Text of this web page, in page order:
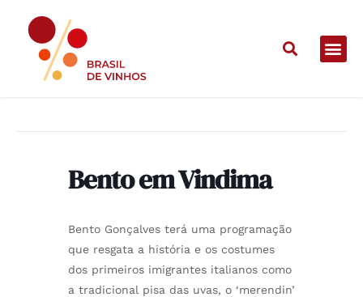
Bento em Vindima
Bento em Vindima
Bento Gonçalves terá uma programação
que resgata a história e os costumes
dos primeiros imigrantes italianos como
a tradicional pisa das uvas, o ‘merendin’